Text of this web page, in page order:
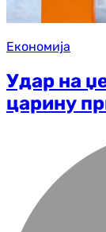
Економија
Удар на
царину